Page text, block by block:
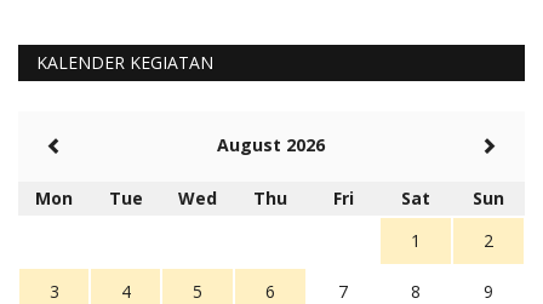
KALENDER KEGIATAN
August 2026
Mon Tue Wed Thu Fri Sat
Sun
1
2
3 4 5 6 7 8 9